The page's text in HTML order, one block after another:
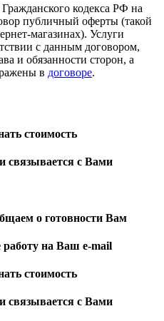
кодекса РФ на
публичный оферты (такой
магазинах). Услуги
с данным договором,
и обязанности сторон, а
в договоре.
стоимость
связывается с Вами
о готовности Вам
работу на Ваш e-mail
стоимость
связывается с Вами